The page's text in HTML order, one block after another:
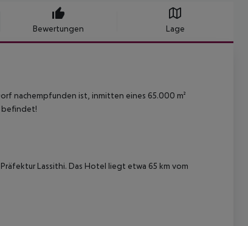
Bewertungen Lage
nachempfunden ist, inmitten eines 65.000 m²
befindet!
Lassithi. Das Hotel liegt etwa 65 km vom